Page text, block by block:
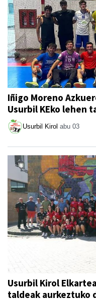
Iñigo Moreno
Usurbil KEko lehen
Usurbil Kirol abu 03
Usurbil Kirol
taldeak aurkeztuko